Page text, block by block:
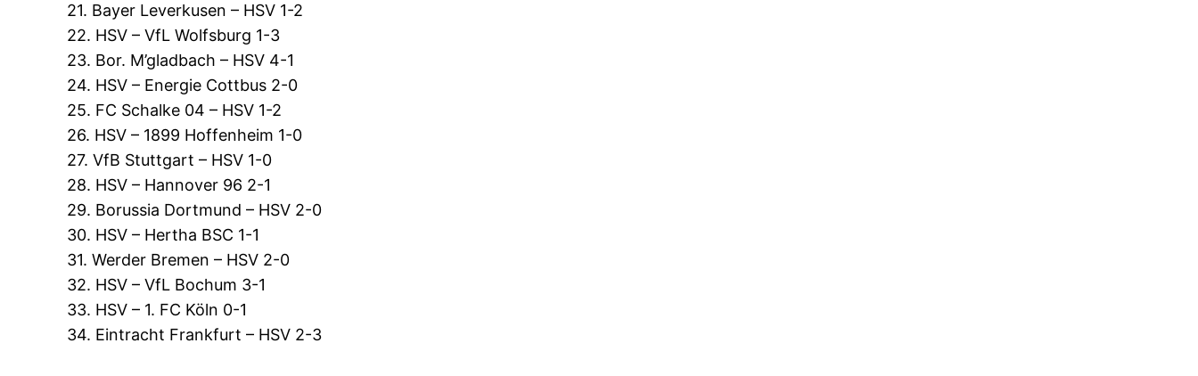
21. Bayer Leverkusen – HSV 1-2
22. HSV – VfL Wolfsburg 1-3
23. Bor. M’gladbach – HSV 4-1
24. HSV – Energie Cottbus 2-0
25. FC Schalke 04 – HSV 1-2
26. HSV – 1899 Hoffenheim 1-0
27. VfB Stuttgart – HSV 1-0
28. HSV – Hannover 96 2-1
29. Borussia Dortmund – HSV 2-0
30. HSV – Hertha BSC 1-1
31. Werder Bremen – HSV 2-0
32. HSV – VfL Bochum 3-1
33. HSV – 1. FC Köln 0-1
34. Eintracht Frankfurt – HSV 2-3